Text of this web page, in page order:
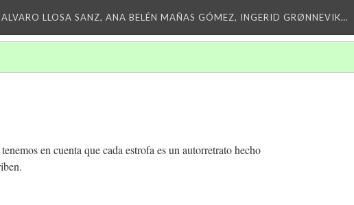
LLOSA SANZ, ANA BELÉN MAÑAS GÓMEZ, INGERID GRØNNEVIK…
en cuenta que cada estrofa es un autorretrato hecho